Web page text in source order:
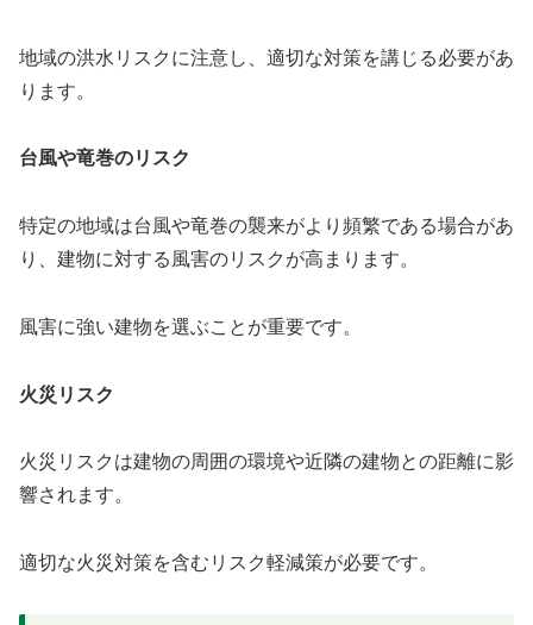
地域の洪水リスクに注意し、適切な対策を講じる必要があ
ります。
台風や竜巻のリスク
特定の地域は台風や竜巻の襲来がより頻繁である場合があ
り、建物に対する風害のリスクが高まります。
風害に強い建物を選ぶことが重要です。
火災リスク
火災リスクは建物の周囲の環境や近隣の建物との距離に影
響されます。
適切な火災対策を含むリスク軽減策が必要です。